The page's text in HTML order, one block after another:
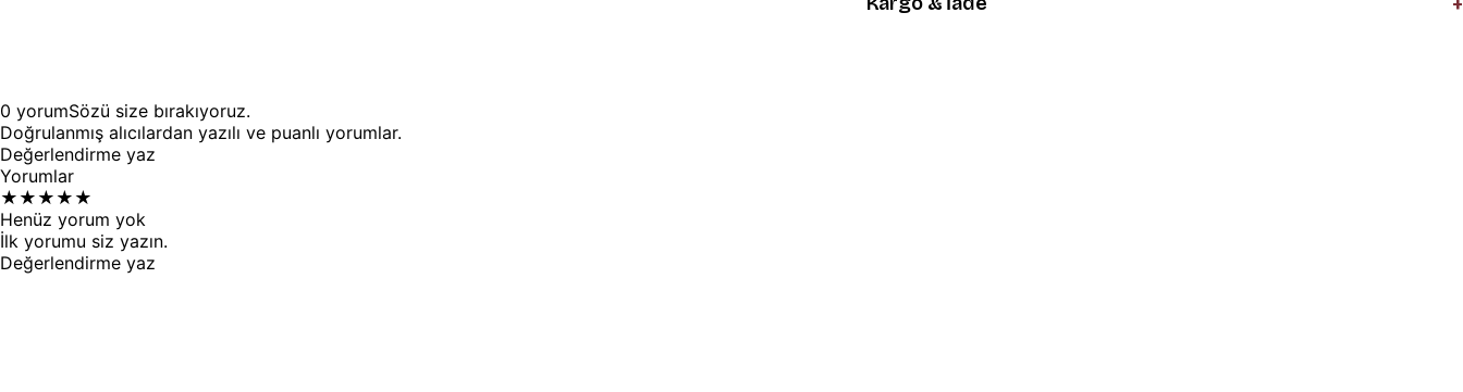
0 yorumSözü size bırakıyoruz.
Doğrulanmış alıcılardan yazılı ve puanlı yorumlar.
Değerlendirme yaz
Yorumlar
★ ★ ★ ★ ★
Henüz yorum yok
İlk yorumu siz yazın.
Değerlendirme yaz